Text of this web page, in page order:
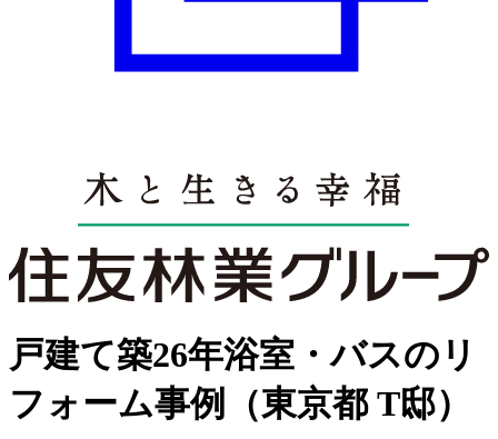
戸建て築26年浴室・バスのリ
フォーム事例（東京都 T邸）